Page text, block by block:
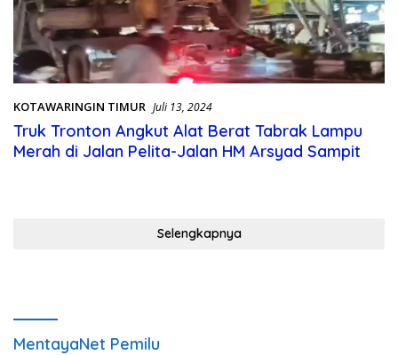
KOTAWARINGIN TIMUR Juli 13, 2024
Truk Tronton Angkut Alat Berat Tabrak Lampu
Merah di Jalan Pelita-Jalan HM Arsyad Sampit
Selengkapnya
MentayaNet Pemilu